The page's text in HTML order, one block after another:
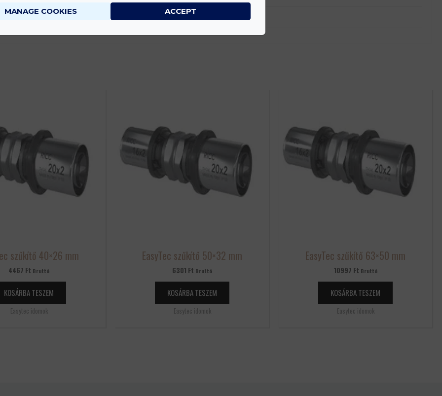
szűkítő 40×26 mm
4467 Ft Bruttó
KOSÁRBA TESZEM
Easytec idomok
EasyTec szűkítő 50×32 mm
6301 Ft Bruttó
KOSÁRBA TESZEM
Easytec idomok
EasyTec szűkítő 63×50 mm
10997 Ft Bruttó
KOSÁRBA TESZEM
Easytec idomok
MANAGE COOKIES ACCEPT